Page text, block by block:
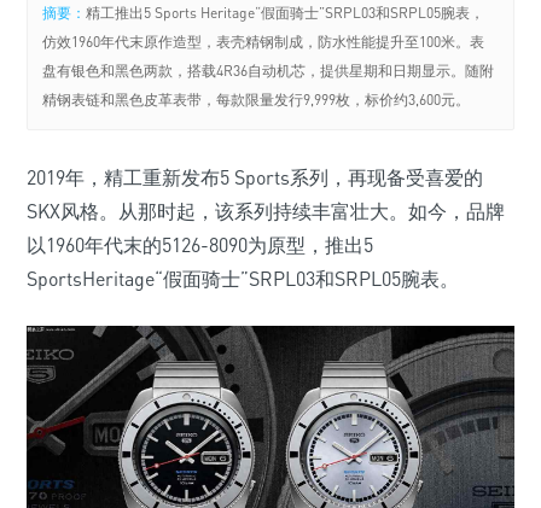
摘要：精工推出5 Sports Heritage“假面骑士”SRPL03和SRPL05腕表，
仿效1960年代末原作造型，表壳精钢制成，防水性能提升至100米。表
盘有银色和黑色两款，搭载4R36自动机芯，提供星期和日期显示。随附
精钢表链和黑色皮革表带，每款限量发行9,999枚，标价约3,600元。
2019年，精工重新发布5 Sports系列，再现备受喜爱的
SKX风格。从那时起，该系列持续丰富壮大。如今，品牌
以1960年代末的5126-8090为原型，推出5
SportsHeritage“假面骑士”SRPL03和SRPL05腕表。